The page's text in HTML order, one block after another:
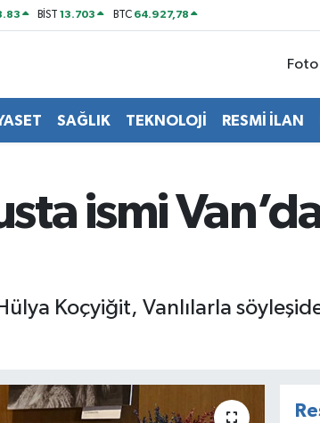
BİST13.703 BTC 64.927,78
SAĞLIK TEKNOLOJİ RESMİ İLAN
ismi
Koçyiğit, Vanlılarla